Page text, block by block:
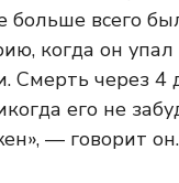
всего
когда он
Смерть через
его не
— говорит он.